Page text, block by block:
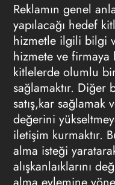
Reklamın genel
yapılacağı hedef
hizmetle ilgili bilgi
hizmete ve firmaya
kitlelerde olumlu
sağlamaktır. Diğer
satış,kar sağlamak
değerini
iletişim kurmaktır.
alma isteği
alışkanlaıklarını